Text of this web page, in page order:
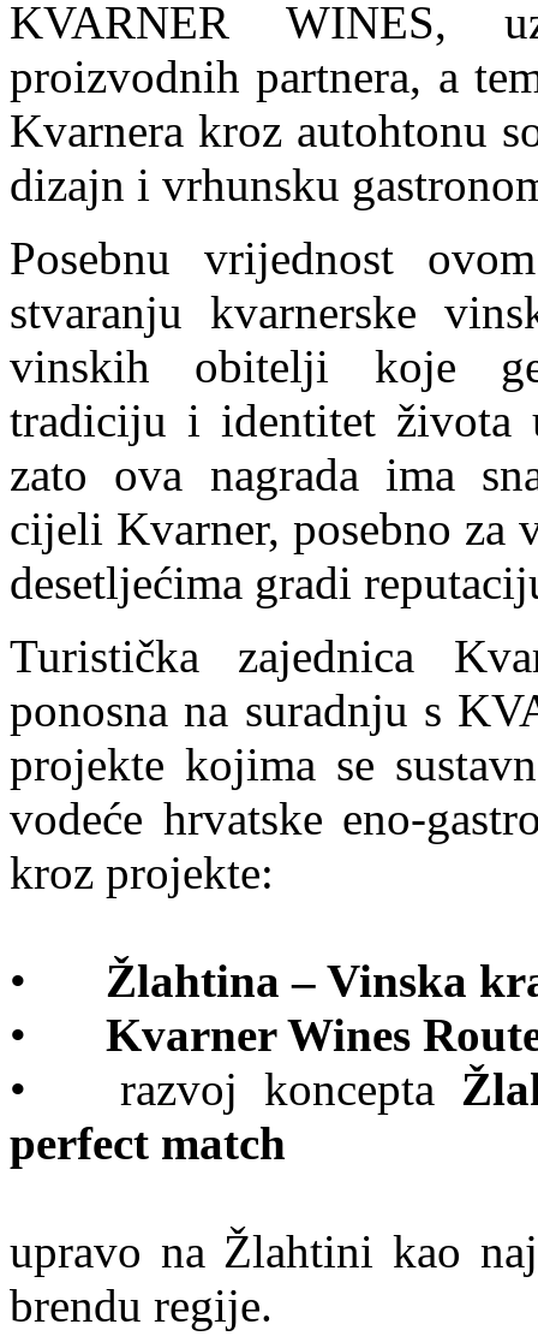
KVARNER WINES,
proizvodnih partnera, a
Kvarnera kroz autohtonu
dizajn i vrhunsku
Posebnu vrijednost
stvaranju kvarnerske
vinskih obitelji koje
tradiciju i identitet života
zato ova nagrada ima
cijeli Kvarner, posebno za
desetljećima gradi
Turistička zajednica
ponosna na suradnju s
projekte kojima se
vodeće hrvatske eno-
kroz projekte:
•
Žlahtina – Vinska
•
Kvarner Wines
•
razvoj koncepta
perfect match
upravo na Žlahtini kao
brendu regije.